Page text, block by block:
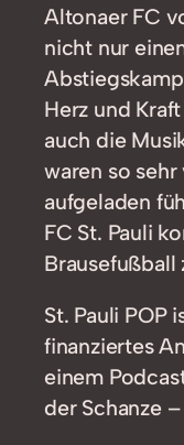
Altonaer FC
nicht nur
Herz und
auch die
waren so
aufgeladen
FC St. Pauli
Brausefußball
St. Pauli POP
finanziertes
einem
der Schanze